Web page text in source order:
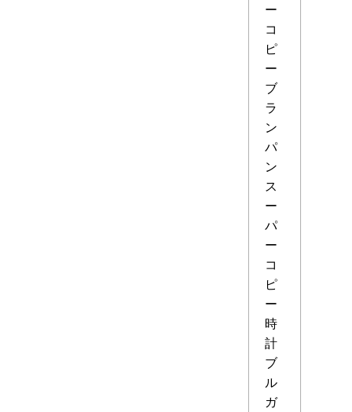
ー
コ
ピ
ー
ブ
ラ
ン
パ
ン
ス
ー
パ
ー
コ
ピ
ー
時
計
ブ
ル
ガ